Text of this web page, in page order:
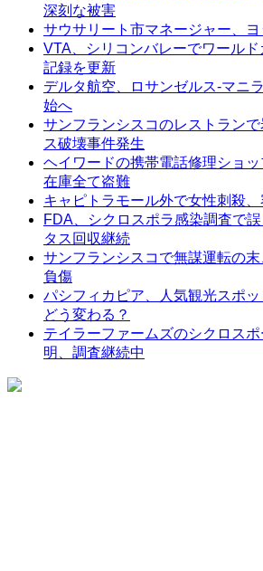
深刻な被害
サウサリート市マネージャー、
VTA、シリコンバレーでワール
記録を更新
デルタ航空、ロサンゼルス-マニ
始へ
サンフランシスコのレストラン
ス破壊事件発生
ヘイワードの携帯電話修理ショ
在庫全て盗難
キャピトラモール外で女性刺殺
FDA、シクロスポラ感染調査で
タス回収継続
サンフランシスコで無謀運転の
負傷
パシフィカピア、人気観光スポ
どう変わる？
テイラーファームズのシクロス
明、調査継続中